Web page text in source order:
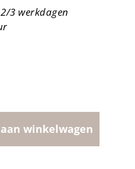
3 werkdagen
winkelwagen